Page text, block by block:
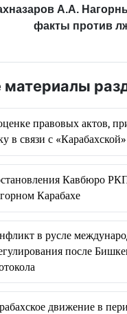
А.А.
факты против
материалы
правовых актов,
в связи с
Кавбюро
Карабахе
в русле
после
движение в